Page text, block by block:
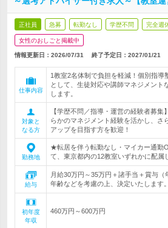
正社員 急募 転勤なし 学歴不問 完全週
女性のおしごと掲載中
情報更新日：2026/07/31 終了予定日： 2027/01/21
仕事内容
1教室2名体制で負担を軽減！個別指導
として、生徒対応や講師マネジメント
します。
対象と
なる方
【学歴不問／指導・運営の経験者募
らかのマネジメント経験を活かし、さ
アップを目指す方を歓迎！
勤務地
★転居を伴う転勤なし・マイカー通勤
て、東京都内の12教室いずれかに配属
給与
月給30万円～35万円＋諸手当＋賞与
年齢などを考慮の上、決定いたします
初年度
年収
460万円～600万円